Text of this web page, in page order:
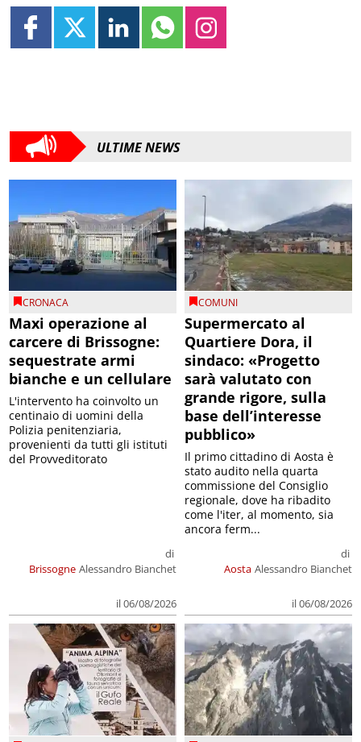
ULTIME NEWS
CRONACA
Maxi operazione al
carcere di Brissogne:
sequestrate armi
bianche e un cellulare
Brissogne
di
Alessandro Bianchet
il 06/08/2026
L'intervento ha coinvolto un
centinaio di uomini della
Polizia penitenziaria,
provenienti da tutti gli istituti
del Provveditorato
COMUNI
Supermercato al
Quartiere Dora, il
sindaco: «Progetto
sarà valutato con
grande rigore, sulla
base dell’interesse
pubblico»
Aosta
di
Alessandro Bianchet
il 06/08/2026
Il primo cittadino di Aosta è
stato audito nella quarta
commissione del Consiglio
regionale, dove ha ribadito
come l'iter, al momento, sia
ancora ferm...